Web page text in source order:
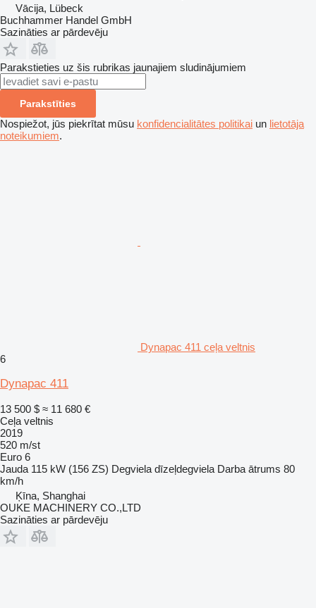
Vācija, Lübeck
Buchhammer Handel GmbH
Sazināties ar pārdevēju
Parakstieties uz šis rubrikas jaunajiem sludinājumiem
Parakstīties
Nospiežot, jūs piekrītat mūsu konfidencialitātes politikai un lietotāja
noteikumiem.
Dynapac 411 ceļa veltnis
6
Dynapac 411
13 500 $ ≈ 11 680 €
Ceļa veltnis
2019
520 m/st
Euro 6
Jauda 115 kW (156 ZS) Degviela dīzeļdegviela Darba ātrums 80
km/h
Ķīna, Shanghai
OUKE MACHINERY CO.,LTD
Sazināties ar pārdevēju